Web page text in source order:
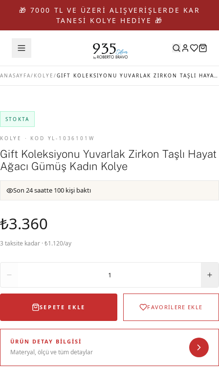
🎁 7000 TL VE ÜZERİ ALIŞVERİŞLERDE KAR
TANESİ KOLYE HEDİYE 🎁
ANASAYFA/ KOLYE / GIFT KOLEKSIYONU YUVARLAK ZIRKON TAŞLI HAYAT AĞACI GÜMÜŞ KADIN KOLYE
STOKTA
KOLYE · KOD YL-1036101W
Gift Koleksiyonu Yuvarlak Zirkon Taşlı Hayat
Ağacı Gümüş Kadın Kolye
Son 24 saatte 100 kişi baktı
₺3.360
3 taksite kadar · ₺1.120/ay
1
SEPETE EKLE FAVORİLERE EKLE
ÜRÜN DETAY BILGISI
Materyal, ölçü ve tüm detaylar